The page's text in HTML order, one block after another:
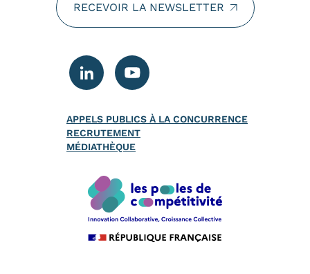
RECEVOIR LA NEWSLETTER
APPELS PUBLICS À LA CONCURRENCE
RECRUTEMENT
MÉDIATHÈQUE